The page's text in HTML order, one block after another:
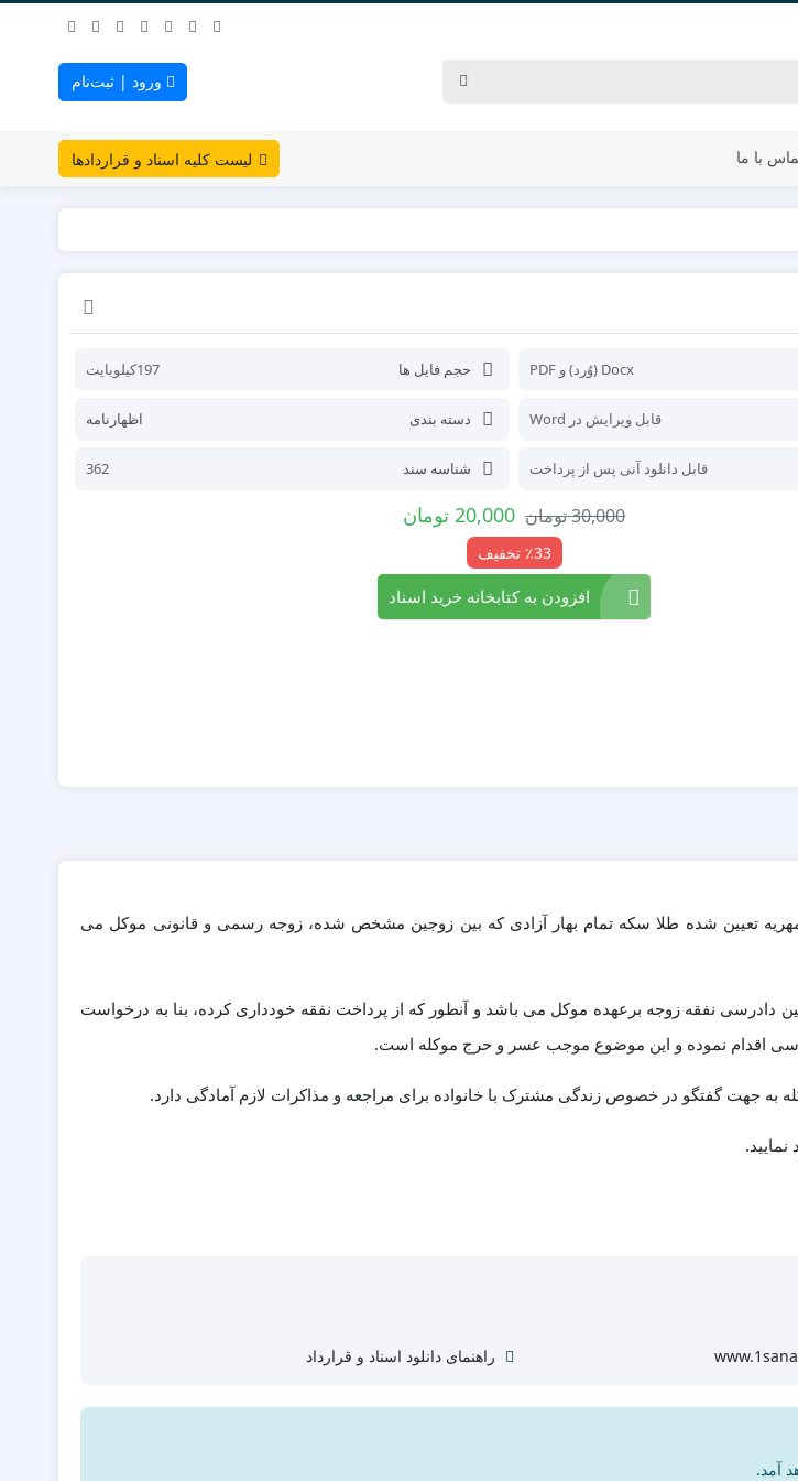
ورود | ثبت‌نام
با ما لیست کلیه اسناد و قراردادها
Docx (وُرد) و PDF حجم فایل ها 197کیلوبایت
قابل ویرایش در Word دسته بندی اظهارنامه
قابل دانلود آنی پس از پرداخت شناسه سند 362
30,000تومان 20,000 تومان
٪33 تخفیف
افزودن به کتابخانه خرید اسناد
تعیین شده طلا سکه تمام بهار آزادی که بین زوجین مشخص شده، زوجه رسمی و قانونی موکل می
دادرسی نفقه زوجه برعهده موکل می باشد و آنطور که از پرداخت نفقه خودداری کرده، بنا به درخواست
اقدام نموده و این موضوع موجب عسر و حرج موکله است.
به جهت گفتگو در خصوص زندگی مشترک با خانواده برای مراجعه و مذاکرات لازم آمادگی دارد.
راهنمای دانلود اسناد و قرارداد
آمد.